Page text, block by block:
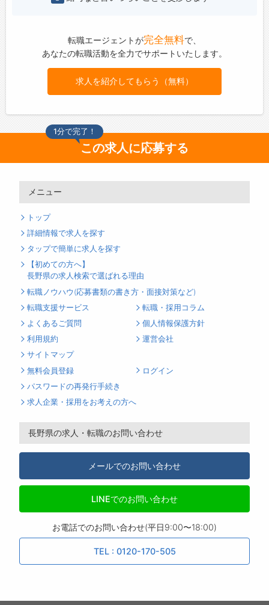
転職エージェントが完全無料で、
あなたの転職活動を全力でサポートいたします。
求人を紹介してもらう（無料）
1分で完了！
この求人に応募する
メニュー
トップ
詳細情報で求人を探す
タップで簡単に求人を探す
【初めての方へ】
長野県の求人検索で選ばれる理由
転職ノウハウ(応募書類の書き方・面接対策など)
転職支援サービス
転職・採用コラム
よくあるご質問
個人情報保護方針
利用規約
運営会社
サイトマップ
無料会員登録
ログイン
パスワードの再発行手続き
求人企業・採用をお考えの方へ
長野県の求人・転職のお問い合わせ
メールでのお問い合わせ
LINEでのお問い合わせ
お電話でのお問い合わせ(平日9:00〜18:00)
TEL : 0120-170-505